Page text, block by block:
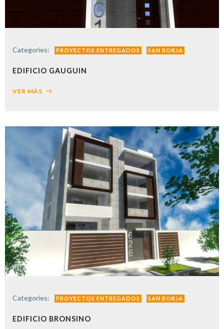
Categories: PROYECTOS ENTREGADOS SAN BORJA
EDIFICIO GAUGUIN
VER MÁS
Categories: PROYECTOS ENTREGADOS SAN BORJA
EDIFICIO BRONSINO